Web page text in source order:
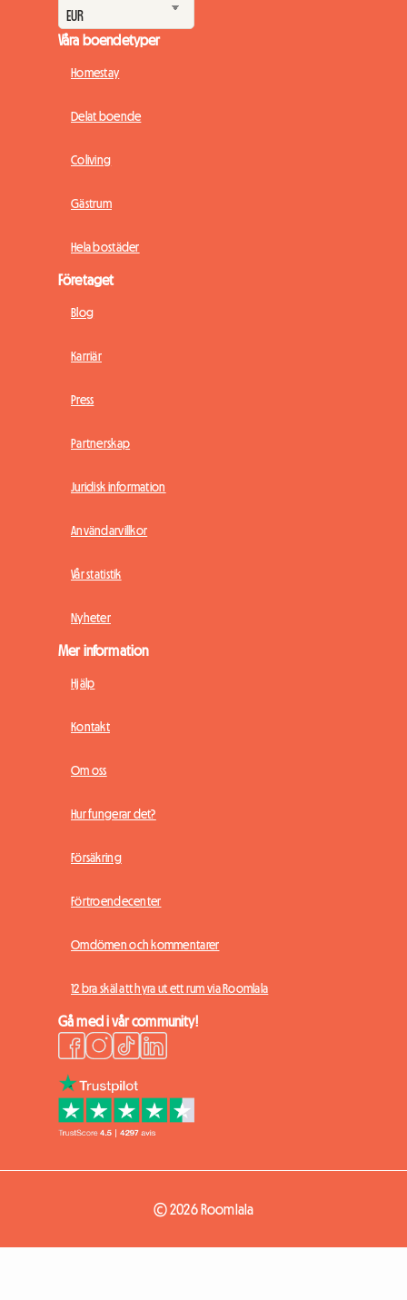
Våra boendetyper
Homestay
Delat boende
Coliving
Gästrum
Hela bostäder
Företaget
Blog
Karriär
Press
Partnerskap
Juridisk information
Användarvillkor
Vår statistik
Nyheter
Mer information
Hjälp
Kontakt
Om oss
Hur fungerar det?
Försäkring
Förtroendecenter
Omdömen och kommentarer
12 bra skäl att hyra ut ett rum via Roomlala
Gå med i vår community!
© 2026 Roomlala